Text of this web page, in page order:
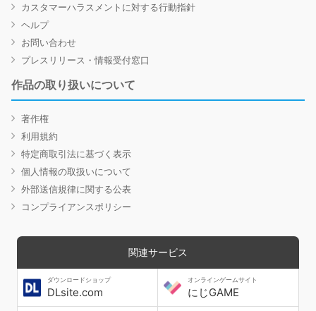
カスタマーハラスメントに対する行動指針
ヘルプ
お問い合わせ
プレスリリース・情報受付窓口
作品の取り扱いについて
著作権
利用規約
特定商取引法に基づく表示
個人情報の取扱いについて
外部送信規律に関する公表
コンプライアンスポリシー
関連サービス
ダウンロードショップ
DLsite.com
オンラインゲームサイト
にじGAME